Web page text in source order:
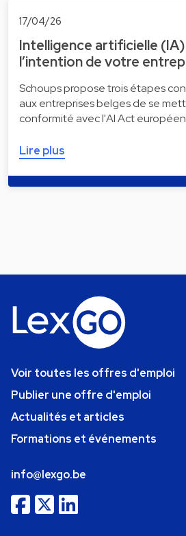
17/04/26
Intelligence artificielle
l’intention de votre
Schoups propose trois étapes
aux entreprises belges de se
conformité avec l'AI Act
Lire plus
Voir toutes les offres d'emploi
Publier une offre d'emploi
Actualités et articles
Formations et événements
info@lexgo.be